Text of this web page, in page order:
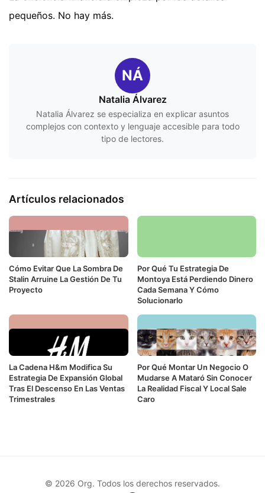
pequeños. No hay más.
NÁ
Natalia Álvarez
Natalia Álvarez se especializa en explicar asuntos
complejos con contexto y lenguaje accesible para todo
tipo de lectores.
Artículos relacionados
Cómo Evitar Que La Sombra De
Stalin Arruine La Gestión De Tu
Proyecto
Por Qué Tu Estrategia De
Montoya Está Perdiendo Dinero
Cada Semana Y Cómo
Solucionarlo
La Cadena H&m Modifica Su
Estrategia De Expansión Global
Tras El Descenso En Las Ventas
Trimestrales
Por Qué Montar Un Negocio O
Mudarse A Mataró Sin Conocer
La Realidad Fiscal Y Local Sale
Caro
© 2026 Org. Todos los derechos reservados.